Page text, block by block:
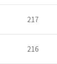
217
216